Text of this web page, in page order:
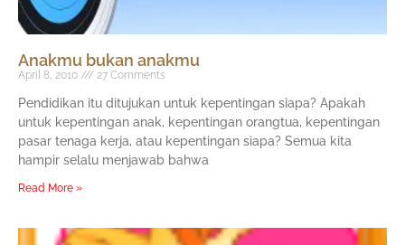
Anakmu bukan anakmu
April 8, 2010 27 Comments
Pendidikan itu ditujukan untuk kepentingan siapa? Apakah
untuk kepentingan anak, kepentingan orangtua, kepentingan
pasar tenaga kerja, atau kepentingan siapa? Semua kita
hampir selalu menjawab bahwa
Read More »